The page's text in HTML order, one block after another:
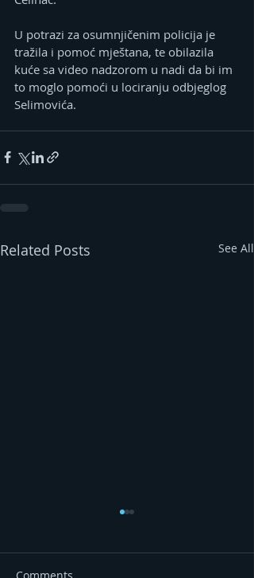
U potrazi za osumnjičenim policija je
tražila i pomoć mještana, te obilazila
kuće sa video nadzorom u nadi da bi im
to moglo pomoći u lociranju odbjeglog
Selimovića.
Related Posts See All